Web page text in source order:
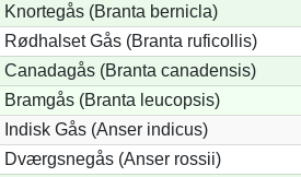
Knortegås (Branta bernicla)
Rødhalset Gås (Branta ruficollis)
Canadagås (Branta canadensis)
Bramgås (Branta leucopsis)
Indisk Gås (Anser indicus)
Dværgsnegås (Anser rossii)